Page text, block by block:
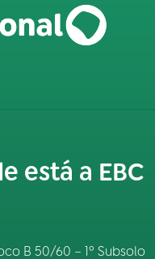
está a EBC
B 50/60 – 1º Subsolo